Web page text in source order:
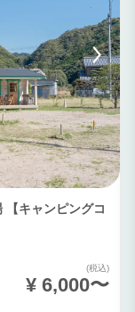
【キャンピングコ
(税込)
¥ 6,000〜